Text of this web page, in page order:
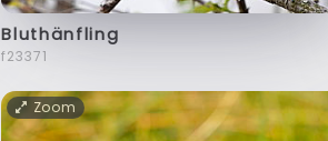
Bluthänfling
f23371
Zoom